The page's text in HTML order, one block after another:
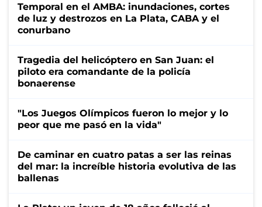
Temporal en el AMBA: inundaciones, cortes
de luz y destrozos en La Plata, CABA y el
conurbano
Tragedia del helicóptero en San Juan: el
piloto era comandante de la policía
bonaerense
"Los Juegos Olímpicos fueron lo mejor y lo
peor que me pasó en la vida"
De caminar en cuatro patas a ser las reinas
del mar: la increíble historia evolutiva de las
ballenas